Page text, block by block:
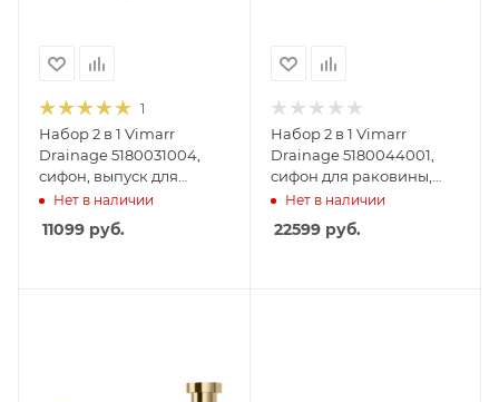
1
Набор 2 в 1 Vimarr
Drainage 5180031004,
сифон, выпуск для
раковины, хром
Нет в наличии
11099 руб.
Набор 2 в 1 Vimarr
Drainage 5180044001,
сифон для раковины,
донный клапан с
переливом, золото
Нет в наличии
22599руб.